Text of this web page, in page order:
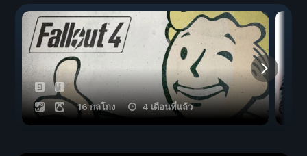
16 กลโกง 4 เดือนที่แล้ว